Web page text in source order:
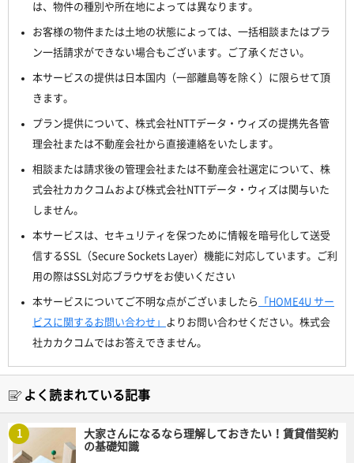
は、物件の種別や所在地によっては異なります。
お客様の物件または土地の状態によっては、一括相談またはプラ
ン一括請求ができない場合もございます。ご了承ください。
本サービスの提供は日本国内（一部離島等を除く）に限らせて頂
きます。
プラン提供について、株式会社NTTデータ・ウィズの提携先各管
理会社または不動産会社から直接連絡をいたします。
相談または請求後の管理会社または不動産会社選定について、株
式会社カカクコムおよび株式会社NTTデータ・ウィズは関与いた
しません。
本サービスは、セキュリティを保つために情報を暗号化して送受
信するSSL（Secure Sockets Layer）機能に対応しています。ご利
用の際はSSL対応ブラウザをお使いください
本サービスについてご不明な点がございましたら
「HOME4U サー
ビスに関するお問い合わせ」
よりお問い合わせください。株式会
社カカクコムではお答えできません。
よく読まれている記事
1
大家さんになるなら理解しておきたい！賃貸借契約
の基礎知識